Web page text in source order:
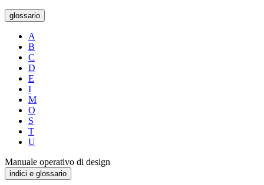
glossario
A
B
C
D
E
I
M
O
S
T
U
Manuale operativo di design
indici e glossario